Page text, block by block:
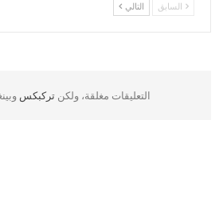
السابق التالي
التعليقات مغلقة، ولكن تركبكس